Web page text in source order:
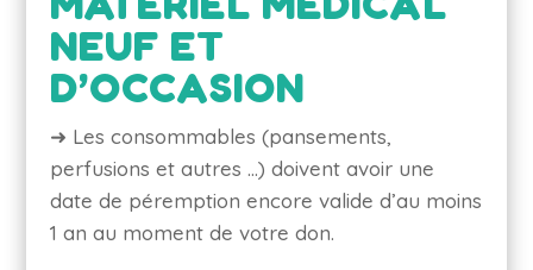
NEUF ET
D’OCCASION
➜ Les consommables (pansements,
perfusions et autres …) doivent avoir une
date de péremption encore valide d’au moins
1 an au moment de votre don.